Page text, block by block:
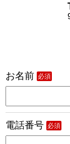
お名前 必須
電話番号 必須